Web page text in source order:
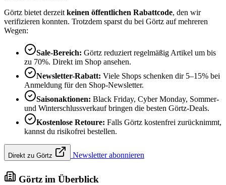
Görtz bietet derzeit keinen öffentlichen Rabattcode, den wir
verifizieren konnten. Trotzdem sparst du bei Görtz auf mehreren
Wegen:
Sale-Bereich: Görtz reduziert regelmäßig Artikel um bis
zu 70%. Direkt im Shop ansehen.
Newsletter-Rabatt: Viele Shops schenken dir 5–15% bei
Anmeldung für den Shop-Newsletter.
Saisonaktionen: Black Friday, Cyber Monday, Sommer-
und Winterschlussverkauf bringen die besten Görtz-Deals.
Kostenlose Retoure: Falls Görtz kostenfrei zurücknimmt,
kannst du risikofrei bestellen.
Direkt zu Görtz Newsletter abonnieren
Görtz im Überblick